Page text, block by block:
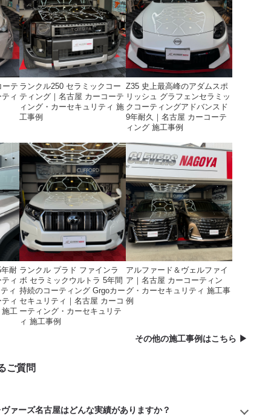
ーテ
ィ
ランクル250 セラミックコー
ティング｜名古屋 カーコーテ
ィング・カーセキュリティ 施
工事例
Z35 史上最高峰のアダムスポ
リッシュ グラフェンセラミッ
クコーティングアドバンスド
9年耐久｜名古屋 カーコーテ
ィング 施工事例
耐
ィ
ィ
ィ
工
ランクル プラド ファインラ
ボ セラミックウルトラ 5年間
持続のコーティング Grgoカー
セキュリティ｜名古屋 カーコ
ーティング・カーセキュリテ
ィ 施工事例
アルファード＆ヴェルファイ
ア｜名古屋 カーコーティン
グ・カーセキュリティ 施工事
例
その他の施工事例はこちら ▶︎
ご質問
ァーズ名古屋はどんな実績がありますか？